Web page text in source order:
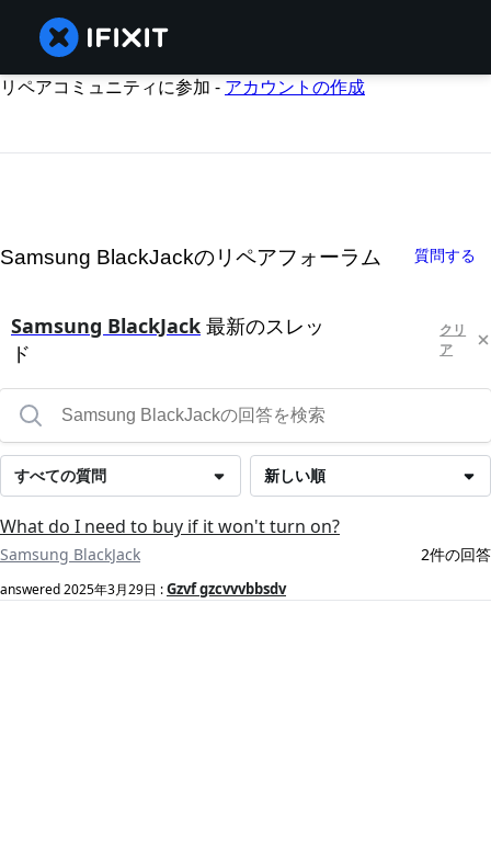
リペアコミュニティに参加 - アカウントの作成
Samsung BlackJackのリペアフォーラム 質問する
Samsung BlackJack 最新のスレッ
ド
クリ
ア
新しい順
すべての質問
What do I need to buy if it won't turn on?
Samsung BlackJack 2件の回答
answered2025年3月29日 :Gzvf gzcvvvbbsdv